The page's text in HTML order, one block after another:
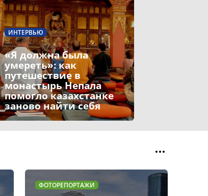
ИНТЕРВЬЮ
«Я должна была
умереть»: как
путешествие в
монастырь Непала
помогло казахстанке
заново найти себя
ФОТОРЕПОРТАЖИ